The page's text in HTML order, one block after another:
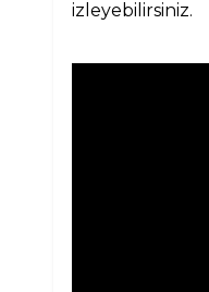
izleyebilirsiniz.